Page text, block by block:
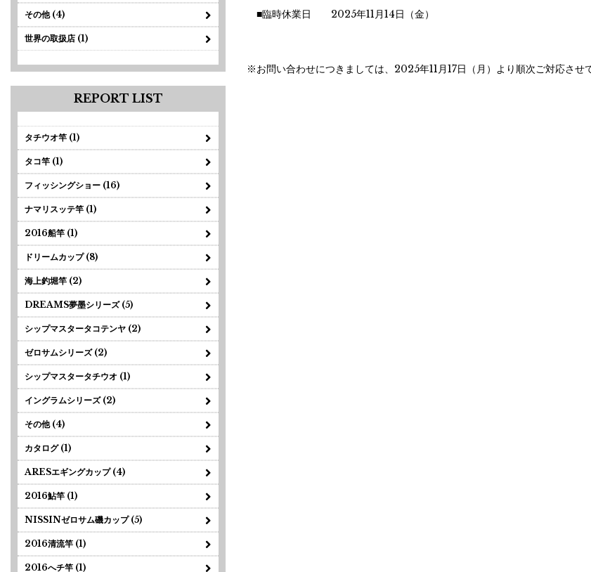
その他 (4)
世界の取扱店 (1)
REPORT LIST
タチウオ竿 (1)
タコ竿 (1)
フィッシングショー (16)
ナマリスッテ竿 (1)
2016船竿 (1)
ドリームカップ (8)
海上釣堀竿 (2)
DREAMS夢墨シリーズ (5)
シップマスタータコテンヤ (2)
ゼロサムシリーズ (2)
シップマスタータチウオ (1)
イングラムシリーズ (2)
その他 (4)
カタログ (1)
ARESエギングカップ (4)
2016鮎竿 (1)
NISSINゼロサム磯カップ (5)
2016清流竿 (1)
2016へチ竿 (1)
■臨時休業日 2025年11月14日（金）
※お問い合わせにつきましては、2025年11月17日（月）より順次ご対応させ